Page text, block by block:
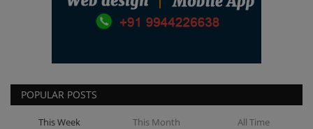
POPULAR POSTS
This Week This Month All Time